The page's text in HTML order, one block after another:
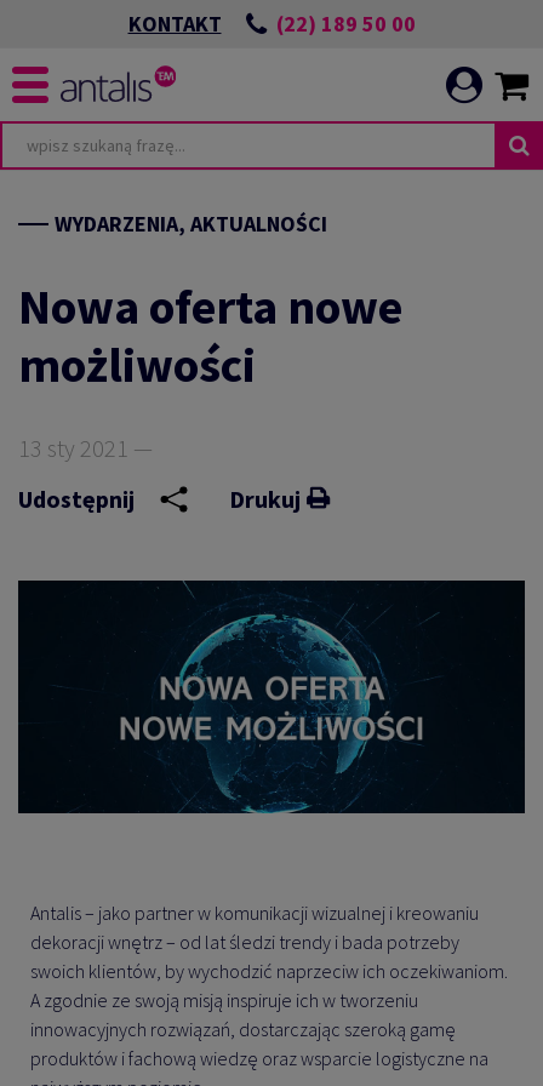
KONTAKT (22) 189 50 00
WYDARZENIA, AKTUALNOŚCI
Nowa oferta nowe
możliwości
13 sty 2021 —
Udostępnij
Drukuj
Antalis – jako partner w komunikacji wizualnej i kreowaniu
dekoracji wnętrz – od lat śledzi trendy i bada potrzeby
swoich klientów, by wychodzić naprzeciw ich oczekiwaniom.
A zgodnie ze swoją misją inspiruje ich w tworzeniu
innowacyjnych rozwiązań, dostarczając szeroką gamę
produktów i fachową wiedzę oraz wsparcie logistyczne na